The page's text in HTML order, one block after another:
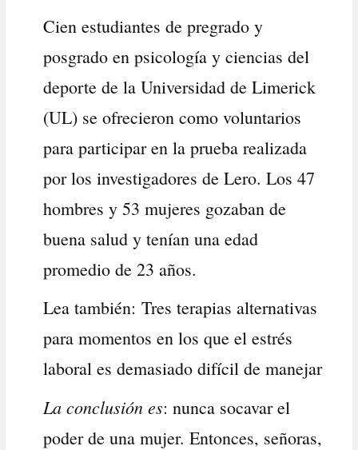
Cien estudiantes de pregrado y
posgrado en psicología y ciencias del
deporte de la Universidad de Limerick
(UL) se ofrecieron como voluntarios
para participar en la prueba realizada
por los investigadores de Lero. Los 47
hombres y 53 mujeres gozaban de
buena salud y tenían una edad
promedio de 23 años.
Lea también: Tres terapias alternativas
para momentos en los que el estrés
laboral es demasiado difícil de manejar
La conclusión es: nunca socavar el
poder de una mujer. Entonces, señoras,